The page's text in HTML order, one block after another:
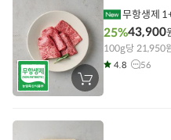
기
장
바
에
무항생제
25%43,900
100g당 21,950
4.8 56